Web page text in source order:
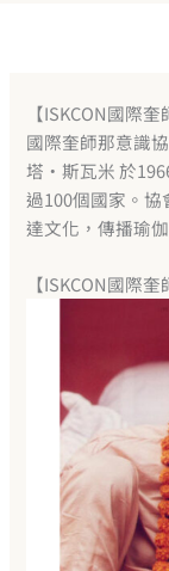
【ISKCON國際
國際奎師那意識
塔‧斯瓦米 於
過100個國家。
達文化，傳播瑜
【ISKCON國際